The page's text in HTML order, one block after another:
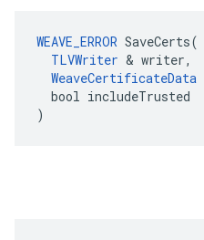
WEAVE_ERROR SaveCerts(
TLVWriter & writer,
WeaveCertificateData
  bool includeTrusted
)